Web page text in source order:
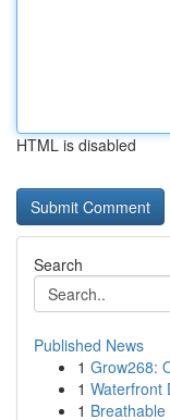
HTML is disabled
Search
Published News
1 Grow268:
1 Waterfront
1